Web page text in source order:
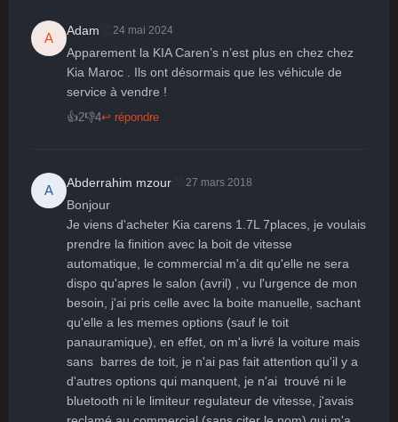
🤩
Parfait
👏
Bravo
😄 🙂 😐
😮 😞
A
Adam 24 mai 2024
Apparement la KIA Caren’s n’est plus en chez chez
Kia Maroc . Ils ont désormais que les véhicule de
service à vendre !
👍2👎4↩ répondre
A
Abderrahim mzour 27 mars 2018
Bonjour
Je viens d'acheter Kia carens 1.7L 7places, je voulais
prendre la finition avec la boit de vitesse
automatique, le commercial m'a dit qu'elle ne sera
dispo qu'apres le salon (avril) , vu l'urgence de mon
besoin, j'ai pris celle avec la boite manuelle, sachant
qu'elle a les memes options (sauf le toit
panauramique), en effet, on m'a livré la voiture mais
sans  barres de toit, je n'ai pas fait attention qu'il y a
d'autres options qui manquent, je n'ai  trouvé ni le
bluetooth ni le limiteur regulateur de vitesse, j'avais